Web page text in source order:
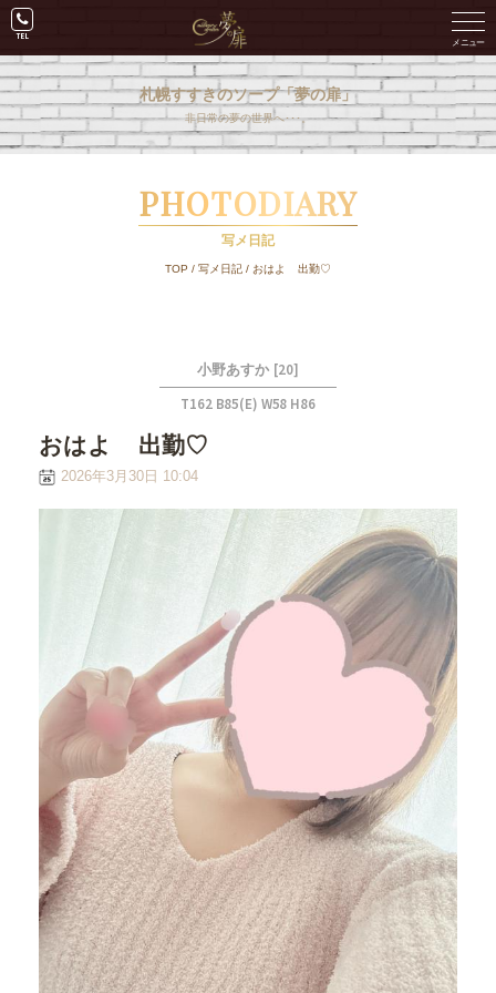
札幌すすきのソープ「夢の扉」
非日常の夢の世界へ･･･。
PHOTODIARY
写メ日記
TOP / 写メ日記/ おはよ 出勤♡
小野あすか [20]
T162 B85(E) W58 H86
おはよ 出勤♡
2026年3月30日 10:04